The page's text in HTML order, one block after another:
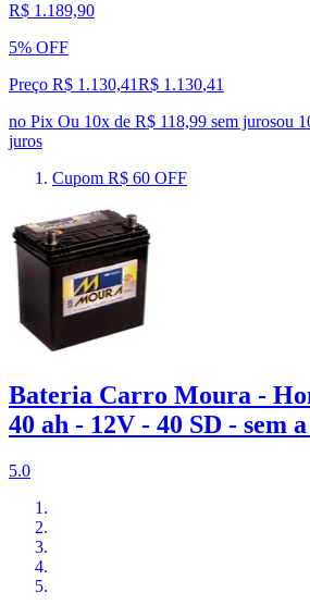
R$ 1.189,90
5% OFF
Preço R$ 1.130,41R$ 1.130,41
no Pix Ou 10x de R$ 118,99 sem jurosou
juros
Cupom R$ 60 OFF
Bateria Carro Moura -
40 ah - 12V - 40 SD - sem
5.0